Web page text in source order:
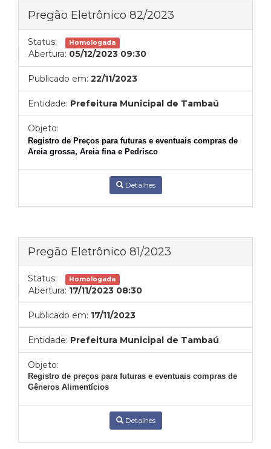
Pregão Eletrônico 82/2023
Status: Homologada
Abertura: 05/12/2023 09:30
Publicado em: 22/11/2023
Entidade: Prefeitura Municipal de Tambaú
Objeto:
Registro de Preços para futuras e eventuais compras de
Areia grossa, Areia fina e Pedrisco
Detalhes
Pregão Eletrônico 81/2023
Status: Homologada
Abertura: 17/11/2023 08:30
Publicado em: 17/11/2023
Entidade: Prefeitura Municipal de Tambaú
Objeto:
Registro de preços para futuras e eventuais compras de
Gêneros Alimentícios
Detalhes